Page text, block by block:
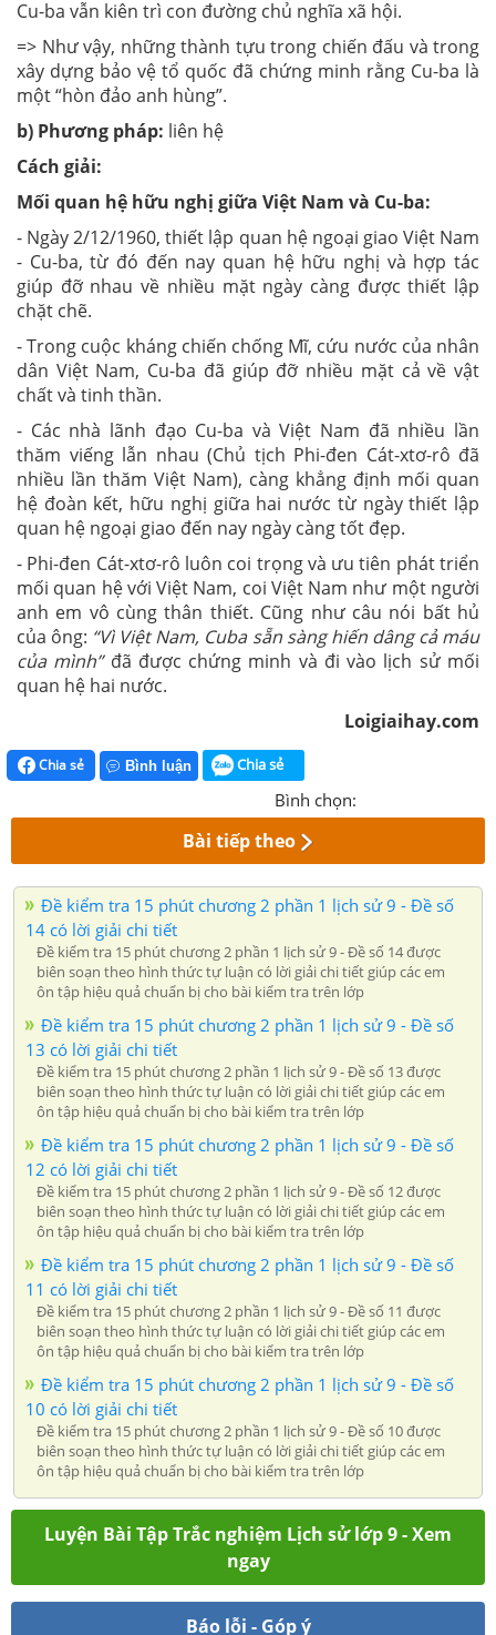
Cu-ba vẫn kiên trì con đường chủ nghĩa xã hội.
=> Như vậy, những thành tựu trong chiến đấu và trong
xây dựng bảo vệ tổ quốc đã chứng minh rằng Cu-ba là
một “hòn đảo anh hùng”.
b) Phương pháp: liên hệ
Cách giải:
Mối quan hệ hữu nghị giữa Việt Nam và Cu-ba:
- Ngày 2/12/1960, thiết lập quan hệ ngoại giao Việt Nam
- Cu-ba, từ đó đến nay quan hệ hữu nghị và hợp tác
giúp đỡ nhau về nhiều mặt ngày càng được thiết lập
chặt chẽ.
- Trong cuộc kháng chiến chống Mĩ, cứu nước của nhân
dân Việt Nam, Cu-ba đã giúp đỡ nhiều mặt cả về vật
chất và tinh thần.
- Các nhà lãnh đạo Cu-ba và Việt Nam đã nhiều lần
thăm viếng lẫn nhau (Chủ tịch Phi-đen Cát-xtơ-rô đã
nhiều lần thăm Việt Nam), càng khẳng định mối quan
hệ đoàn kết, hữu nghị giữa hai nước từ ngày thiết lập
quan hệ ngoại giao đến nay ngày càng tốt đẹp.
- Phi-đen Cát-xtơ-rô luôn coi trọng và ưu tiên phát triển
mối quan hệ với Việt Nam, coi Việt Nam như một người
anh em vô cùng thân thiết. Cũng như câu nói bất hủ
của ông: “Vì Việt Nam, Cuba sẵn sàng hiến dâng cả máu
của mình”đã được chứng minh và đi vào lịch sử mối
quan hệ hai nước.
Loigiaihay.com
Chia sẻ Bình luận Chia sẻ
Bình chọn:
Bài tiếp theo
Đề kiểm tra 15 phút chương 2 phần 1 lịch sử 9 - Đề số
14 có lời giải chi tiết
Đề kiểm tra 15 phút chương 2 phần 1 lịch sử 9 - Đề số 14 được
biên soạn theo hình thức tự luận có lời giải chi tiết giúp các em
ôn tập hiệu quả chuẩn bị cho bài kiểm tra trên lớp
Đề kiểm tra 15 phút chương 2 phần 1 lịch sử 9 - Đề số
13 có lời giải chi tiết
Đề kiểm tra 15 phút chương 2 phần 1 lịch sử 9 - Đề số 13 được
biên soạn theo hình thức tự luận có lời giải chi tiết giúp các em
ôn tập hiệu quả chuẩn bị cho bài kiểm tra trên lớp
Đề kiểm tra 15 phút chương 2 phần 1 lịch sử 9 - Đề số
12 có lời giải chi tiết
Đề kiểm tra 15 phút chương 2 phần 1 lịch sử 9 - Đề số 12 được
biên soạn theo hình thức tự luận có lời giải chi tiết giúp các em
ôn tập hiệu quả chuẩn bị cho bài kiểm tra trên lớp
Đề kiểm tra 15 phút chương 2 phần 1 lịch sử 9 - Đề số
11 có lời giải chi tiết
Đề kiểm tra 15 phút chương 2 phần 1 lịch sử 9 - Đề số 11 được
biên soạn theo hình thức tự luận có lời giải chi tiết giúp các em
ôn tập hiệu quả chuẩn bị cho bài kiểm tra trên lớp
Đề kiểm tra 15 phút chương 2 phần 1 lịch sử 9 - Đề số
10 có lời giải chi tiết
Đề kiểm tra 15 phút chương 2 phần 1 lịch sử 9 - Đề số 10 được
biên soạn theo hình thức tự luận có lời giải chi tiết giúp các em
ôn tập hiệu quả chuẩn bị cho bài kiểm tra trên lớp
Luyện Bài Tập Trắc nghiệm Lịch sử lớp 9 - Xem
ngay
Báo lỗi - Góp ý